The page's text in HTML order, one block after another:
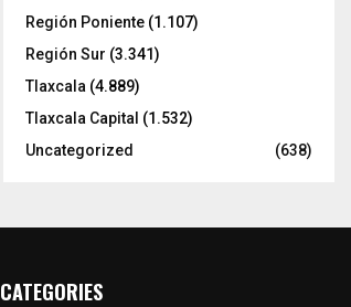
Región Poniente (1.107)
Región Sur (3.341)
Tlaxcala (4.889)
Tlaxcala Capital (1.532)
Uncategorized
(638)
CATEGORIES